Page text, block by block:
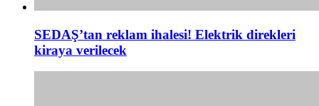
SEDAŞ’tan reklam ihalesi! Elektrik direkleri
kiraya verilecek